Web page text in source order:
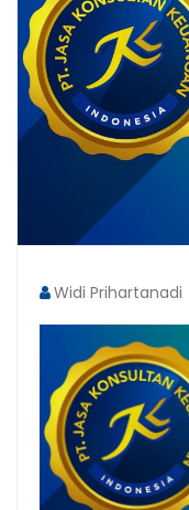
Widi Prihartanadi